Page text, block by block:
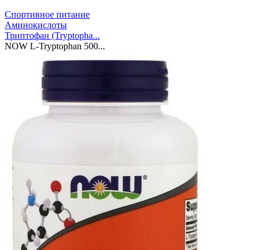
Спортивное питание
Аминокислоты
Триптофан (Tryptopha...
NOW L-Tryptophan 500...